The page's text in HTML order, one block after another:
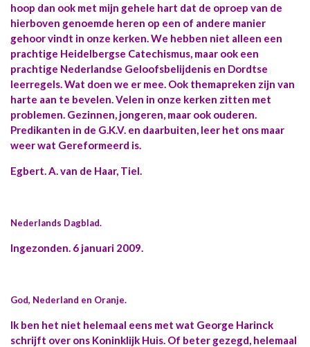
hoop dan ook met mijn gehele hart dat de oproep van de
hierboven genoemde heren op een of andere manier
gehoor vindt in onze kerken. We hebben niet alleen een
prachtige Heidelbergse Catechismus, maar ook een
prachtige Nederlandse Geloofsbelijdenis en Dordtse
leerregels. Wat doen we er mee. Ook themapreken zijn van
harte aan te bevelen. Velen in onze kerken zitten met
problemen. Gezinnen, jongeren, maar ook ouderen.
Predikanten in de G.K.V. en daarbuiten, leer het ons maar
weer wat Gereformeerd is.
Egbert. A. van de Haar, Tiel.
Nederlands Dagblad.
Ingezonden. 6 januari 2009.
God, Nederland en Oranje.
Ik ben het niet helemaal eens met wat George Harinck
schrijft over ons Koninklijk Huis. Of beter gezegd, helemaal